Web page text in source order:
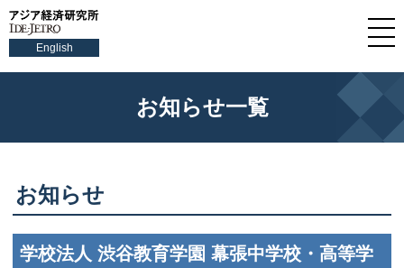
English
お知らせ一覧
お知らせ
学校法人 渋谷教育学園 幕張中学校・高等学